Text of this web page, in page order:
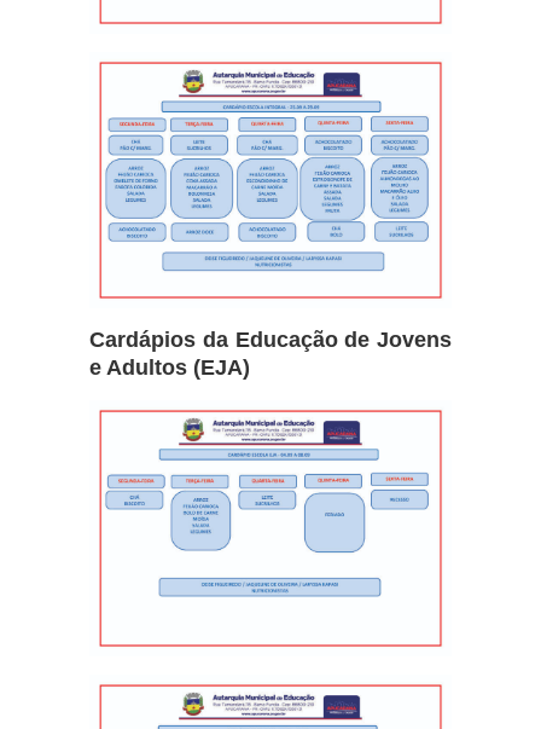
Cardápios da Educação de Jovens
e Adultos (EJA)